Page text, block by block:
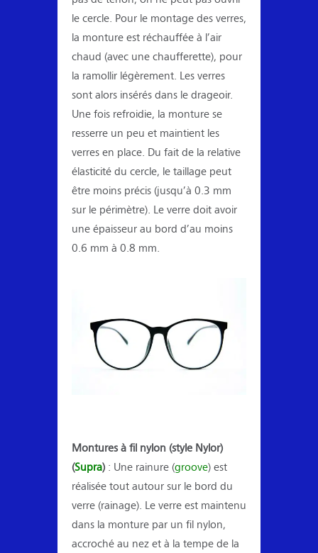
le cercle. Pour le montage des verres,
la monture est réchauffée à l’air
chaud (avec une chaufferette), pour
la ramollir légèrement. Les verres
sont alors insérés dans le drageoir.
Une fois refroidie, la monture se
resserre un peu et maintient les
verres en place. Du fait de la relative
élasticité du cercle, le taillage peut
être moins précis (jusqu’à 0.3 mm
sur le périmètre). Le verre doit avoir
une épaisseur au bord d’au moins
0.6 mm à 0.8 mm.
Montures à fil nylon (style Nylor)
(Supra): Une rainure (groove) est
réalisée tout autour sur le bord du
verre (rainage). Le verre est maintenu
dans la monture par un fil nylon,
accroché au nez et à la tempe de la